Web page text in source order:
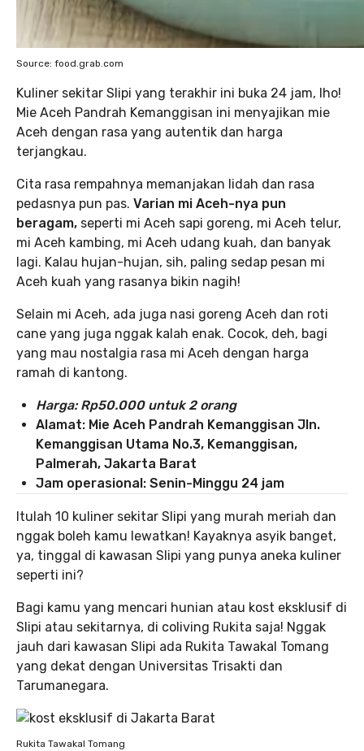
Source: food.grab.com
Kuliner sekitar Slipi yang terakhir ini buka 24 jam, lho!
Mie Aceh Pandrah Kemanggisan ini menyajikan mie
Aceh dengan rasa yang autentik dan harga
terjangkau.
Cita rasa rempahnya memanjakan lidah dan rasa
pedasnya pun pas. Varian mi Aceh-nya pun
beragam, seperti mi Aceh sapi goreng, mi Aceh telur,
mi Aceh kambing, mi Aceh udang kuah, dan banyak
lagi. Kalau hujan-hujan, sih, paling sedap pesan mi
Aceh kuah yang rasanya bikin nagih!
Selain mi Aceh, ada juga nasi goreng Aceh dan roti
cane yang juga nggak kalah enak. Cocok, deh, bagi
yang mau nostalgia rasa mi Aceh dengan harga
ramah di kantong.
Harga: Rp50.000 untuk 2 orang
Alamat: Mie Aceh Pandrah Kemanggisan Jln.
Kemanggisan Utama No.3, Kemanggisan,
Palmerah, Jakarta Barat
Jam operasional: Senin-Minggu 24 jam
Itulah 10 kuliner sekitar Slipi yang murah meriah dan
nggak boleh kamu lewatkan! Kayaknya asyik banget,
ya, tinggal di kawasan Slipi yang punya aneka kuliner
seperti ini?
Bagi kamu yang mencari hunian atau kost eksklusif di
Slipi atau sekitarnya, di coliving Rukita saja! Nggak
jauh dari kawasan Slipi ada Rukita Tawakal Tomang
yang dekat dengan Universitas Trisakti dan
Tarumanegara.
Rukita Tawakal Tomang